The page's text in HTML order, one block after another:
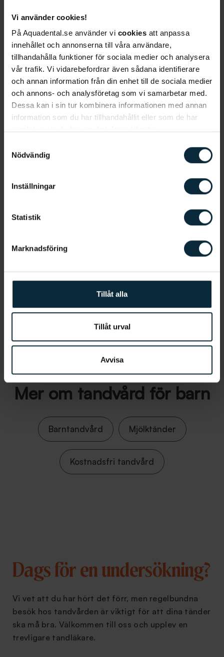
Vi använder cookies!
På Aquadental.se använder vi cookies att anpassa
innehållet och annonserna till våra användare,
tillhandahålla funktioner för sociala medier och analysera
vår trafik. Vi vidarebefordrar även sådana identifierare
och annan information från din enhet till de sociala medier
och annons- och analysföretag som vi samarbetar med.
Dessa kan i sin tur kombinera informationen med annan
information som du har tillhandahållit eller som de har
Nödvändig
Inställningar
Statistik
Marknadsföring
Tillåt alla
Tillåt urval
Avvisa
Vilken klinik vill du att ditt barn ska gå vid?
Jag samtycker till att Aqua Dental får göra
utskick till mig för deras tjänster och
produkter. *
Jag godkänner, genom att klicka nedan, att ni
integritetsmeddelande.
Information om artikeln
Mer om tandvård för barn
Barntandvård Mjölktänder
Kostnadsfri tandvård
Dags för en undersökning?
Vi vet att du har hört det förr, men regelbundna
besök hos tandvården är viktigt för att dina tänder
ska må bra. Välkommen till oss och upplev en
trevligare tandläkare.